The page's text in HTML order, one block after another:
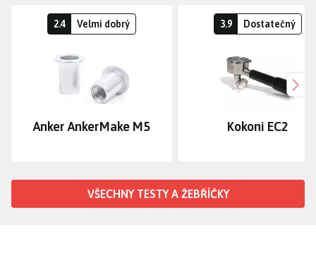
2.4 Velmi dobrý
Anker AnkerMake M5
3.9 Dostatečný
Kokoni EC2
VŠECHNY TESTY A ŽEBŘÍČKY